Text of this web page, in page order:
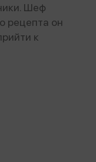
Шеф
рецепта он
к